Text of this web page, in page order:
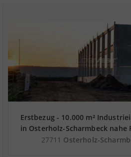
Erstbezug - 10.000 m²
in Osterholz-Scharmbeck nahe
Bremen - Landkreis
27711 Osterholz-